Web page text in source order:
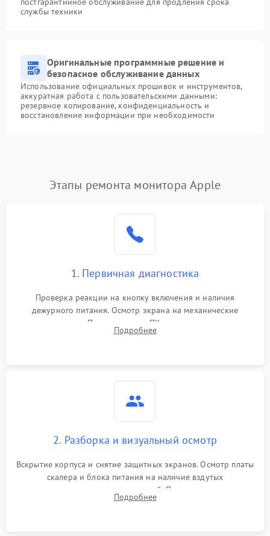
службы техники
Оригинальные программные решение и
безопасное обслуживание данных
Использование официальных прошивок и инструментов,
аккуратная работа с пользовательскими данными:
резервное копирование, конфиденциальность и
восстановление информации при необходимости
Этапы ремонта монитора Apple
1. Первичная диагностика
Проверка реакции на кнопку включения и наличия
дежурного питания. Осмотр экрана на механические
повреждения. Подключение к ПК для оценки вывода
изображения, работы подсветки и выявления артефактов на
Подробнее
2. Разборка и визуальный осмотр
Вскрытие корпуса и снятие защитных экранов. Осмотр платы
скалера и блока питания на наличие вздутых
конденсаторов, прогаров, окислений. Проверка надежности
контактов и целостности шлейфов матрицы.
Подробнее